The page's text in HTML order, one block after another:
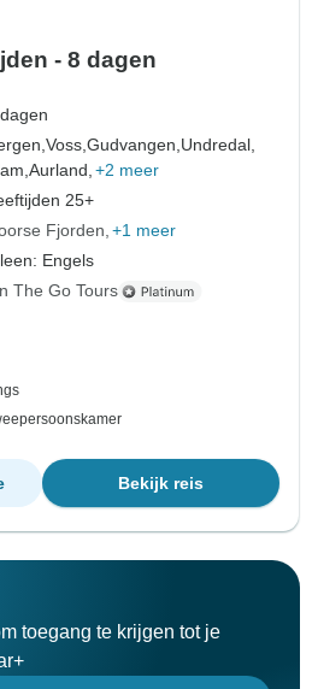
- 8 dagen
Voss,Gudvangen, Undredal,
Aurland, +2 meer
25+
Fjorden +1 meer
Engels
The Go Tours
Bekijk reis
toegang te krijgen tot je